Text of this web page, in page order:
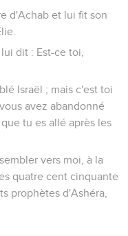
d'Achab et lui fit son
dit : Est-ce toi,
Israël ; mais c'est toi
avez abandonné
tu es allé après les
vers moi, à la
quatre cent cinquante
prophètes d'Ashéra,